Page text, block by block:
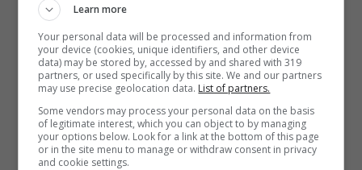
origini del modello, nato per le piste
automobilistiche, ma oggi perfetto per
scandire la cavalcata trionfale del tennista più
forte del pianeta.
Learn more
Your personal data will be processed and information from
your device (cookies, unique identifiers, and other device
data) may be stored by, accessed by and shared with 319
partners, or used specifically by this site. We and our partners
may use precise geolocation data. List of partners.
Some vendors may process your personal data on the basis
of legitimate interest, which you can object to by managing
your options below. Look for a link at the bottom of this page
or in the site menu to manage or withdraw consent in privacy
and cookie settings.